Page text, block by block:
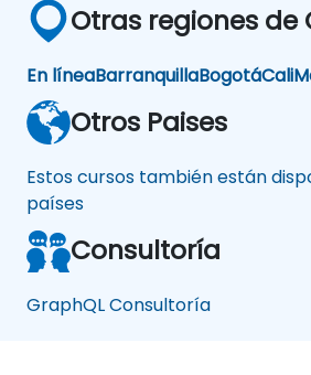
Otras regiones de
En líneaBarranquillaBogotáCali
Otros Paises
Estos cursos también están
países
Consultoría
GraphQL Consultoría